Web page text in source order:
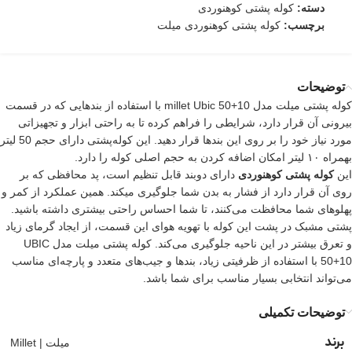
دسته: کوله پشتی کوهنوردی
برچسب: کوله پشتی کوهنوردی میلت
توضیحات
کوله پشتی میلت مدل millet Ubic 50+10 با استفاده از بندهایی که در قسمت
بیرونی آن قرار دارد، شرایطی را فراهم کرده تا به راحتی ابزار و تجهیزاتی
مورد نیاز خود را بر روی این بند‌ها قرار دهید. این کوله‌پشتی دارای حجم 50 لیتر
بهمراه ۱۰ لیتر امکان اضافه کردن به حجم اصلی کوله را دارد.
اینکوله‌ پشتی کوهنوردی دارای دوبند قابل تنظیم است، پد محافظی که بر
روی آن قرار دارد از فشار به بدن شما جلوگیری میکند. همین عملکرد از کمر و
پهلوهای شما محافظت می‌کنند، تا شما احساس راحتی بیشتری داشته باشید.
پشتی مشبک در پشت این کوله با تهویه هوای این قسمت، از ایجاد گرمای زیاد
و تعرق بیشتر در این ناحیه جلوگیری می‌کند. کوله پشتی میلت مدل UBIC
50+10 با استفاده از ظرفیتی زیاد، بندها و جیب‌های متعدد و پارچه‌ای مناسب
می‌تواند انتخابی بسیار مناسب برای شما باشد.
توضیحات تکمیلی
برند میلت | Millet